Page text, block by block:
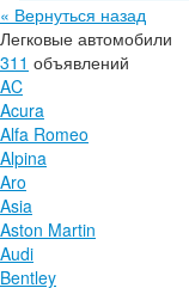
Новости
Услуги
Помощь
« Вернуться назад
Легковые автомобили
311 объявлений
AC
Acura
Alfa Romeo
Alpina
Aro
Asia
Aston Martin
Audi
Bentley